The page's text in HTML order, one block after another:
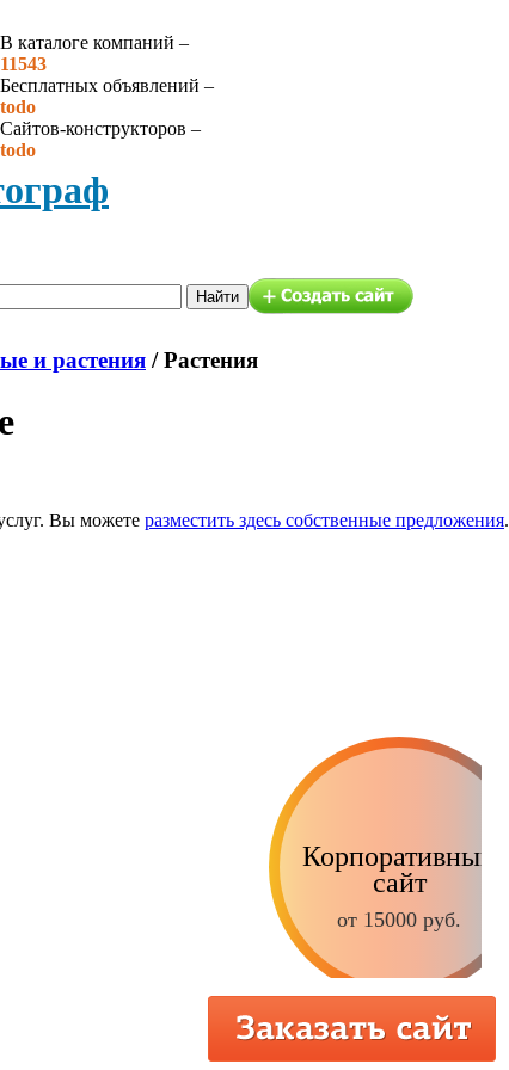
В каталоге компаний –
11543
Бесплатных объявлений –
todo
Сайтов-конструкторов –
todo
и растения / Растения
Вы можете разместить здесь собственные предложения.
Корпоративный
сайт
от 15000 руб.